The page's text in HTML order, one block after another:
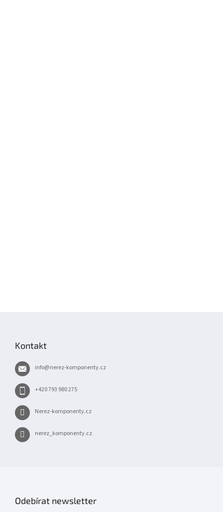
Kontakt
info@nerez-komponenty.cz
+420 793 980 275
Nerez-komponenty.cz
nerez_komponenty.cz
Odebírat newsletter